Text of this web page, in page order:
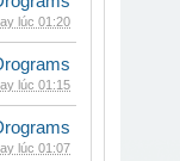
lúc 01:20
lúc 01:15
lúc 01:07